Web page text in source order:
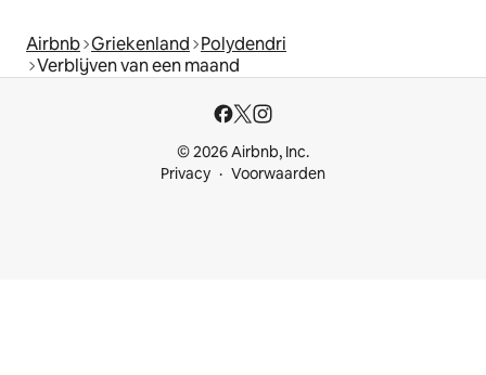
Airbnb Griekenland Polydendri
Verblijven van een maand
© 2026 Airbnb, Inc.
Privacy
Voorwaarden